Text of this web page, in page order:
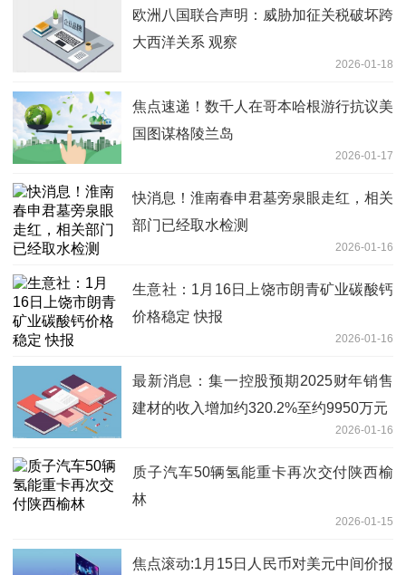
欧洲八国联合声明：威胁加征关税破坏跨
大西洋关系 观察
2026-01-18
焦点速递！数千人在哥本哈根游行抗议美
国图谋格陵兰岛
2026-01-17
快消息！淮南春申君墓旁泉眼走红，相关
部门已经取水检测
2026-01-16
生意社：1月16日上饶市朗青矿业碳酸钙
价格稳定 快报
2026-01-16
最新消息：集一控股预期2025财年销售
建材的收入增加约320.2%至约9950万元
2026-01-16
质子汽车50辆氢能重卡再次交付陕西榆
林
2026-01-15
焦点滚动:1月15日人民币对美元中间价报